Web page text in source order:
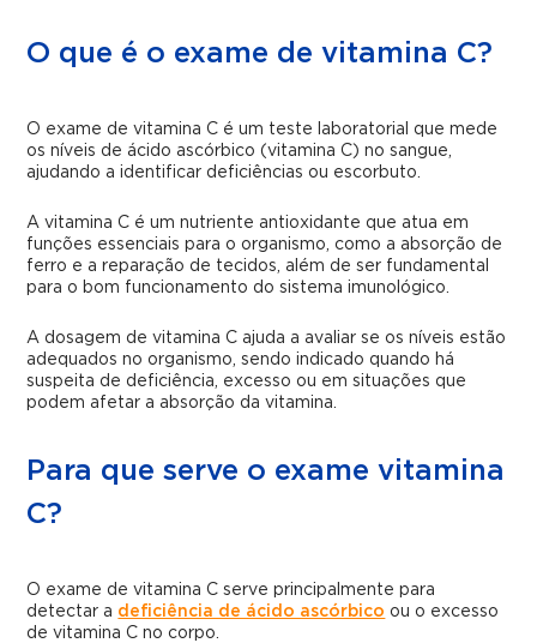
O que é o exame de vitamina C?
O exame de vitamina C é um teste laboratorial que mede
os níveis de ácido ascórbico (vitamina C) no sangue,
ajudando a identificar deficiências ou escorbuto.
A vitamina C é um nutriente antioxidante que atua em
funções essenciais para o organismo, como a absorção de
ferro e a reparação de tecidos, além de ser fundamental
para o bom funcionamento do sistema imunológico.
A dosagem de vitamina C ajuda a avaliar se os níveis estão
adequados no organismo, sendo indicado quando há
suspeita de deficiência, excesso ou em situações que
podem afetar a absorção da vitamina.
Para que serve o exame vitamina
C?
O exame de vitamina C serve principalmente para
detectar a deficiência de ácido ascórbico ou o excesso
de vitamina C no corpo.